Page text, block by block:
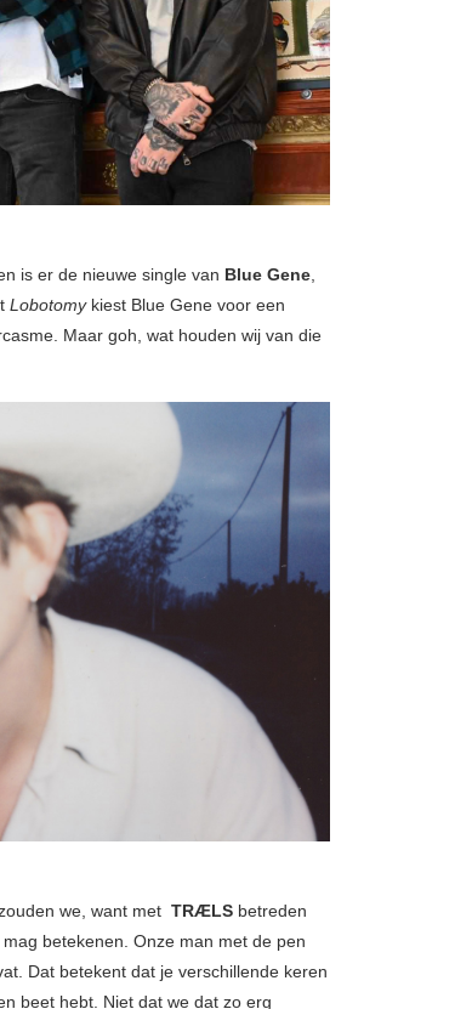
is er de nieuwe single van Blue Gene
Lobotomy kiest Blue Gene voor een
Maar goh, wat houden wij van die
we, want met TRÆLS betreden
betekenen. Onze man met de pen
Dat betekent dat je verschillende keren
beet hebt. Niet dat we dat zo erg